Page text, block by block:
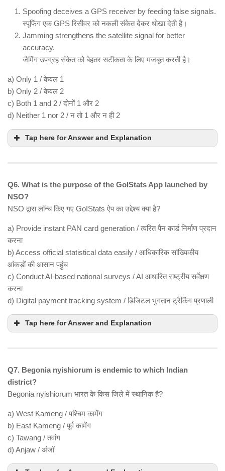
Spoofing deceives a GPS receiver by feeding false signals.
स्पूफिंग एक GPS रिसीवर को नकली संकेत देकर धोखा देती है।
Jamming strengthens the satellite signal for better
accuracy.
जैमिंग उपग्रह संकेत को बेहतर सटीकता के लिए मजबूत करती है।
a) Only 1 / केवल 1
b) Only 2 / केवल 2
c) Both 1 and 2 / दोनों 1 और 2
d) Neither 1 nor 2 / न तो 1 और न ही 2
Tap here for Answer and Explanation
Q6. What is the purpose of the GoIStats App launched by
NSO?
NSO द्वारा लॉन्च किए गए GoIStats ऐप का उद्देश्य क्या है?
a) Provide instant PAN card generation / त्वरित पैन कार्ड निर्माण प्रदान
करना
b) Access official statistical data easily / आधिकारिक सांख्यिकीय
आंकड़ों की आसान पहुंच
c) Conduct AI-based national surveys / AI आधारित राष्ट्रीय सर्वेक्षण
करना
d) Digital payment tracking system / डिजिटल भुगतान ट्रैकिंग प्रणाली
Tap here for Answer and Explanation
Q7. Begonia nyishiorum is endemic to which Indian
district?
Begonia nyishiorum भारत के किस जिले में स्थानिक है?
a) West Kameng / पश्चिम कामेंग
b) East Kameng / पूर्व कामेंग
c) Tawang / तवांग
d) Anjaw / अंजॉ